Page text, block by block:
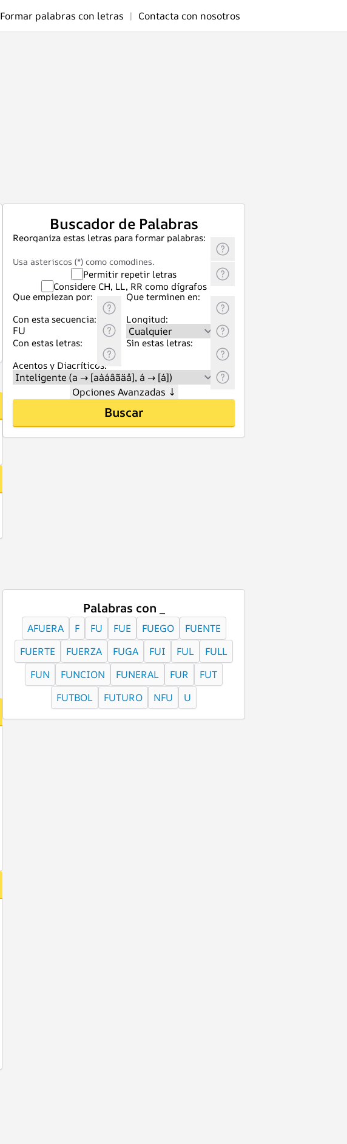
Formar palabras con letras | Contacta con nosotros
Buscador de Palabras
Reorganiza estas letras para formar palabras:
Usa asteriscos (*) como comodines.
Permitir repetir letras
Considere CH, LL, RR como dígrafos
Que empiezan por:
Que terminen en:
Con esta secuencia:
Longitud:
Con estas letras:
Sin estas letras:
Acentos y Diacríticos:
Opciones Avanzadas ↓
Buscar
Palabras con _
AFUERA F FU FUE FUEGO
FUENTE
FUERTE
FUERZA FUGA FUI FUL
FULL
FUN
FUNCION FUNERAL FUR
FUT
FUTBOL
FUTURO NFU U